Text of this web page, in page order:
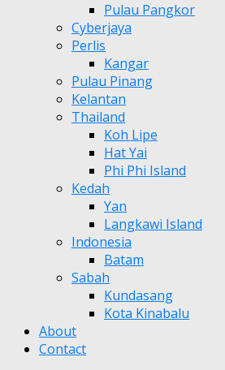
Pulau Pangkor
Cyberjaya
Perlis
Kangar
Pulau Pinang
Kelantan
Thailand
Koh Lipe
Hat Yai
Phi Phi Island
Kedah
Yan
Langkawi Island
Indonesia
Batam
Sabah
Kundasang
Kota Kinabalu
About
Contact